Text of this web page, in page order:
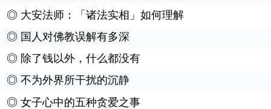
◎ 大安法师：「诸法实相」如何理解
◎ 国人对佛教误解有多深
◎ 除了钱以外，什么都没有
◎ 不为外界所干扰的沉静
◎ 女子心中的五种贪爱之事